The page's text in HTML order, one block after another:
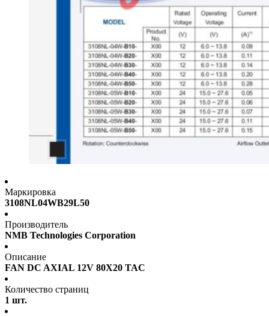
Маркировка
3108NL04WB29L50
Производитель
NMB Technologies Corporation
Описание
FAN DC AXIAL 12V 80X20 TAC
Количество страниц
1 шт.